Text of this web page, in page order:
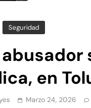
Seguridad
en
Marzo 24, 2026